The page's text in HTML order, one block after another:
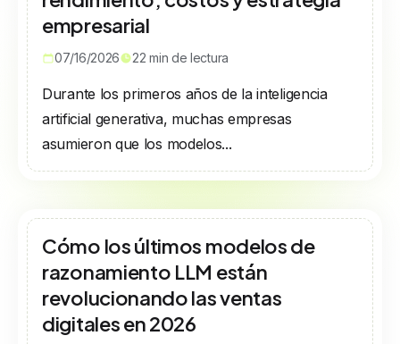
empresarial
07/16/2026 22 min de lectura
Durante los primeros años de la inteligencia
artificial generativa, muchas empresas
asumieron que los modelos...
Cómo los últimos modelos de
razonamiento LLM están
revolucionando las ventas
digitales en 2026